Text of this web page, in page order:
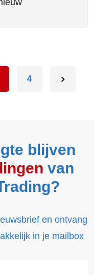
4
blijven
van
en ontvang
in je mailbox